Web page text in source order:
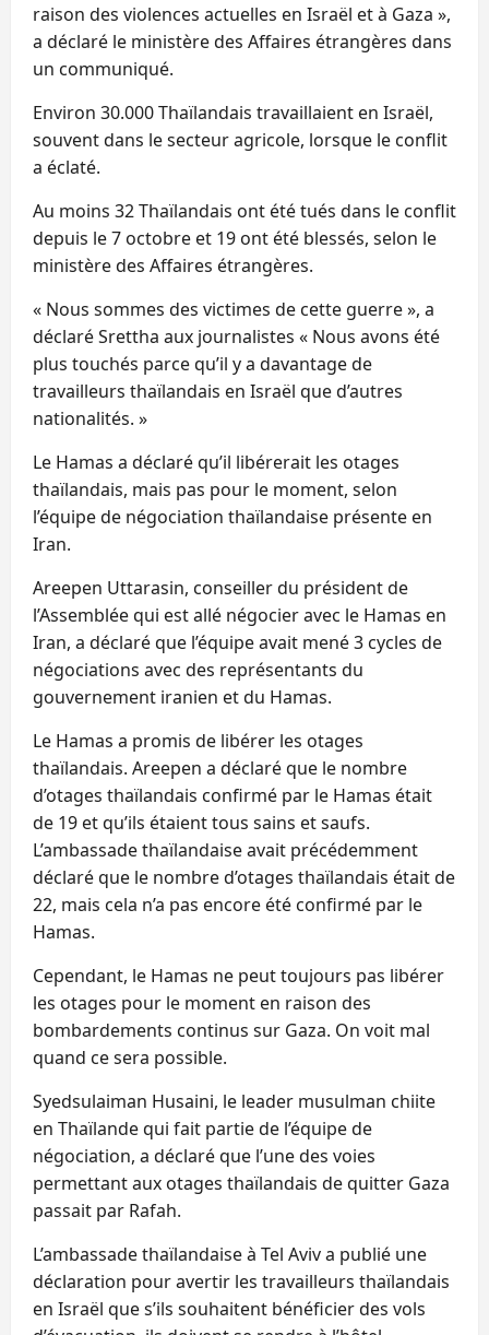
raison des violences actuelles en Israël et à Gaza »,
a déclaré le ministère des Affaires étrangères dans
un communiqué.
Environ 30.000 Thaïlandais travaillaient en Israël,
souvent dans le secteur agricole, lorsque le conflit
a éclaté.
Au moins 32 Thaïlandais ont été tués dans le conflit
depuis le 7 octobre et 19 ont été blessés, selon le
ministère des Affaires étrangères.
« Nous sommes des victimes de cette guerre », a
déclaré Srettha aux journalistes « Nous avons été
plus touchés parce qu’il y a davantage de
travailleurs thaïlandais en Israël que d’autres
nationalités. »
Le Hamas a déclaré qu’il libérerait les otages
thaïlandais, mais pas pour le moment, selon
l’équipe de négociation thaïlandaise présente en
Iran.
Areepen Uttarasin, conseiller du président de
l’Assemblée qui est allé négocier avec le Hamas en
Iran, a déclaré que l’équipe avait mené 3 cycles de
négociations avec des représentants du
gouvernement iranien et du Hamas.
Le Hamas a promis de libérer les otages
thaïlandais. Areepen a déclaré que le nombre
d’otages thaïlandais confirmé par le Hamas était
de 19 et qu’ils étaient tous sains et saufs.
L’ambassade thaïlandaise avait précédemment
déclaré que le nombre d’otages thaïlandais était de
22, mais cela n’a pas encore été confirmé par le
Hamas.
Cependant, le Hamas ne peut toujours pas libérer
les otages pour le moment en raison des
bombardements continus sur Gaza. On voit mal
quand ce sera possible.
Syedsulaiman Husaini, le leader musulman chiite
en Thaïlande qui fait partie de l’équipe de
négociation, a déclaré que l’une des voies
permettant aux otages thaïlandais de quitter Gaza
passait par Rafah.
L’ambassade thaïlandaise à Tel Aviv a publié une
déclaration pour avertir les travailleurs thaïlandais
en Israël que s’ils souhaitent bénéficier des vols